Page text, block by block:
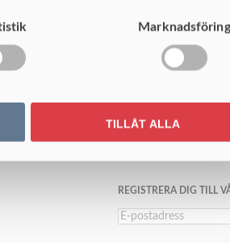
Marknadsföring
TILLÅT ALLA
REGISTRERA DIG TILL